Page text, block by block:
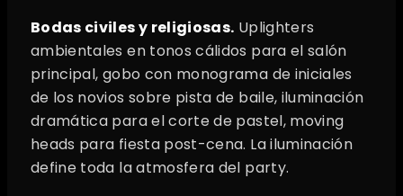
Bodas civiles y religiosas. Uplighters
ambientales en tonos cálidos para el salón
principal, gobo con monograma de iniciales
de los novios sobre pista de baile, iluminación
dramática para el corte de pastel, moving
heads para fiesta post-cena. La iluminación
define toda la atmosfera del party.